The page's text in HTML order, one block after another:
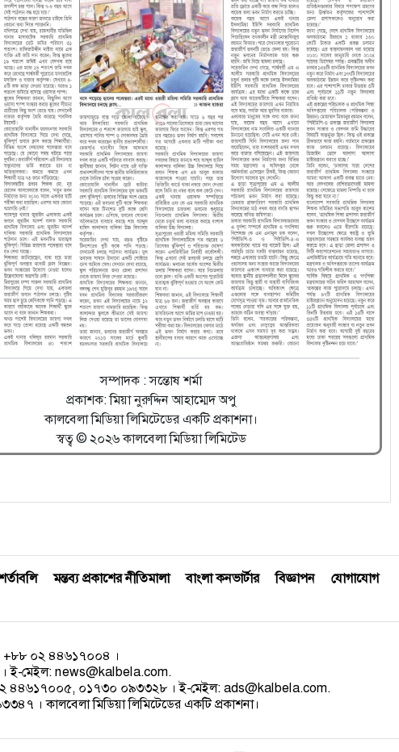
সম্পাদক : সন্তোষ শর্মা
প্রকাশক: মিয়া নুরুদ্দিন আহাম্মেদ অপু
কালবেলা মিডিয়া লিমিটেডের একটি প্রকাশনা।
স্বত্ব © ২০২৬ কালবেলা মিডিয়া লিমিটেড
মন্তব্য প্রকাশের নীতিমালা বাংলা কনভার্টার বিজ্ঞাপন যোগাযোগ
০২ ৪৪৬১৭০০৪ ।
ই-মেইল:news@kalbela.com.
৪৪৬১৭০০৫, ০১৭৩০ ০৯৩৩২৮ । ই-মেইল:ads@kalbela.com.
। কালবেলা মিডিয়া লিমিটেডের একটি প্রকাশনা।